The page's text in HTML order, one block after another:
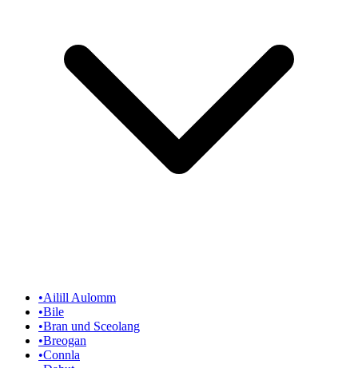
•Ailill Aulomm
•Bile
•Bran und Sceolang
•Breogan
•Connla